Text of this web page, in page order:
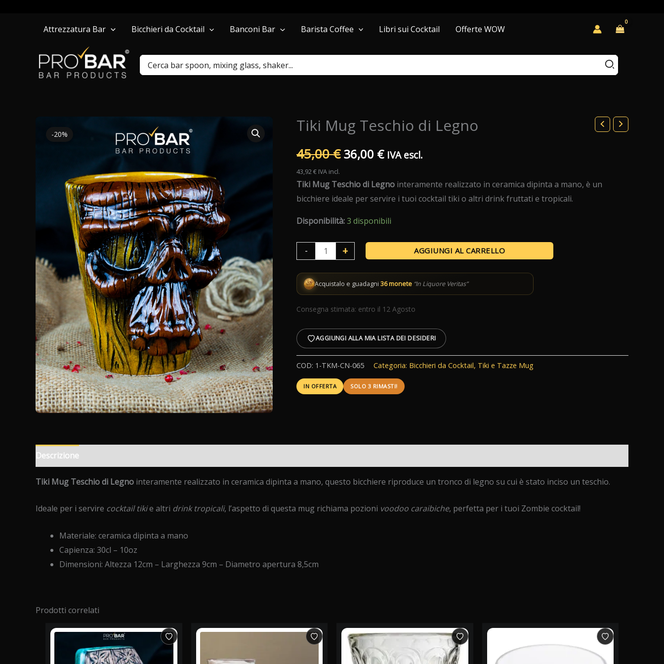
Attrezzatura Bar Bicchieri da Cocktail Banconi Bar Barista Coffee Libri sui Cocktail Offerte WOW
Ricerca
per:
-20% Tiki Mug Teschio di Legno
45,00€ Il
originale
era:
45,00 €.
36,00 €Il
attuale
è:
36,00 €.
IVA escl.
43,92€ IVA incl.
Tiki Mug Teschio di Legno interamente realizzato in ceramica dipinta a mano, è un
bicchiere ideale per servire i tuoi cocktail tiki o altri drink fruttati e tropicali.
Disponibilità:3 disponibili
-
Tiki
Mug
Teschio
di
Legno
+ AGGIUNGI AL CARRELLO
Acquistalo e guadagni 36 monete “In Liquore Veritas”
Consegna stimata: entro il 12 Agosto
AGGIUNGI ALLA MIA LISTA DEI DESIDERI
COD: 1-TKM-CN-065 Categoria: Bicchieri da Cocktail, Tiki e Tazze Mug
IN OFFERTA SOLO 3 RIMASTI!
Descrizione
Tiki Mug Teschio di Legno interamente realizzato in ceramica dipinta a mano, questo bicchiere riproduce un tronco di legno su cui è stato inciso un teschio.
Ideale per i servire cocktail tikie altri drink tropicali, l’aspetto di questa mug richiama pozioni voodoo caraibiche, perfetta per i tuoi Zombie cocktail!
Materiale: ceramica dipinta a mano
Capienza: 30cl – 10oz
Dimensioni: Altezza 12cm – Larghezza 9cm – Diametro apertura 8,5cm
Prodotti correlati